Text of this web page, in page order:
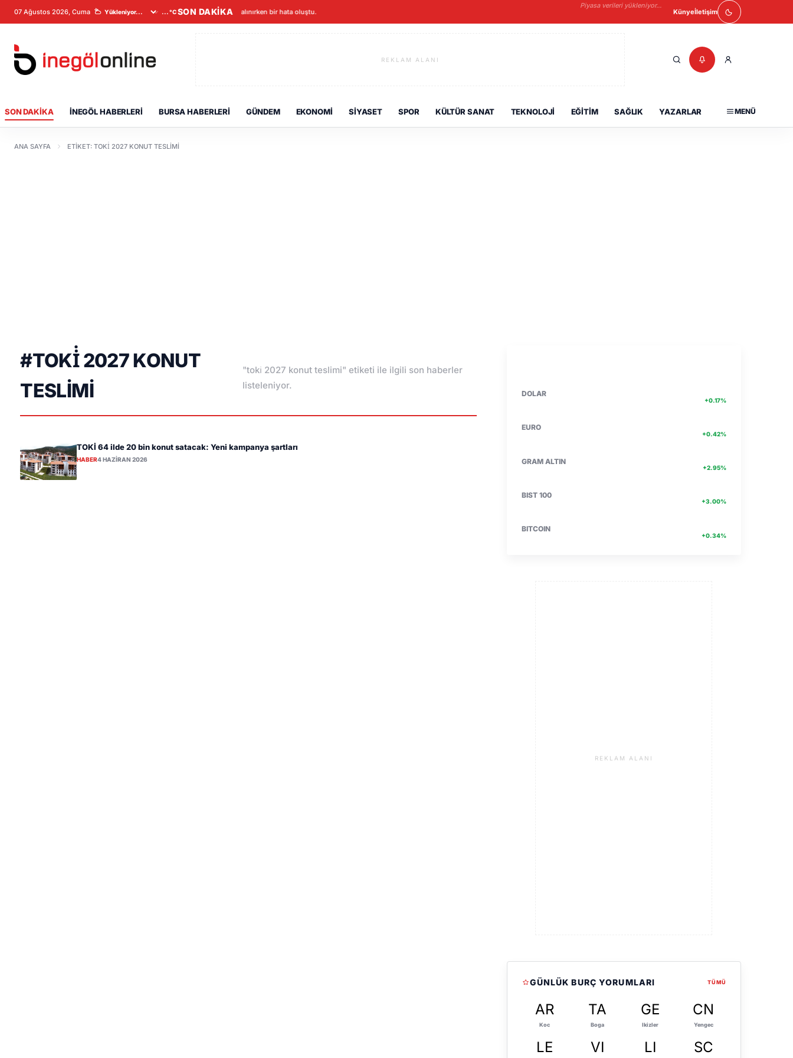
07 Ağustos 2026, Cuma ...°CSON DAKİKAVeriler alınırken bir hata oluştu.
Piyasa verileri yükleniyor...
Künyeİletişim
REKLAM ALANI
SON DAKIKA İNEGÖL HABERLERI BURSA HABERLERI GÜNDEM EKONOMI SIYASET SPOR KÜLTÜR SANAT TEKNOLOJI EĞITIM SAĞLIK YAZARLAR MENÜ
ANA SAYFA ETIKET: TOKİ 2027 KONUT TESLIMI
#TOKİ 2027 KONUT
TESLIMI
"toki̇ 2027 konut teslimi" etiketi ile ilgili son haberler
listeleniyor.
TOKİ 64 ilde 20 bin konut satacak: Yeni kampanya şartları
HABER4 HAZIRAN 2026
DOLAR
+0.17%
EURO
+0.42%
GRAM ALTIN
+2.95%
BIST 100
+3.00%
BITCOIN
+0.34%
REKLAM ALANI
GÜNLÜK BURÇ YORUMLARI TÜMÜ
AR
Koc
TA
Boga
GE
Ikizler
CN
Yengec
LE VI LI SC